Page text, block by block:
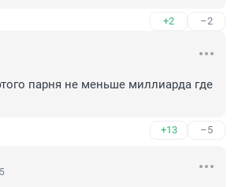
+2 –2
парня не меньше миллиарда где
+13 –5